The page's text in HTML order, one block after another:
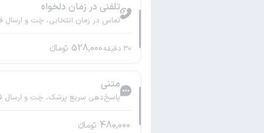
تلفنی در زمان دلخواه
تماس در زمان انتخابی، چَت و ارسال
30 دقیقه528,000 تومانء
متنی
پاسخ‌دهی سریع پزشک، چَت و ارسال
480,000 تومانء